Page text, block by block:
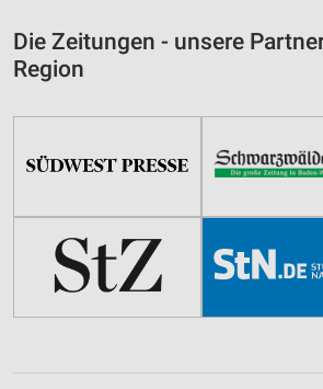
Die Zeitungen - unsere
Region